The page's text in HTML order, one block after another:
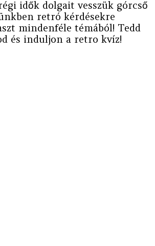
idők dolgait vesszük górcső
retró kérdésekre
mindenféle témából! Tedd
és induljon a retro kvíz!